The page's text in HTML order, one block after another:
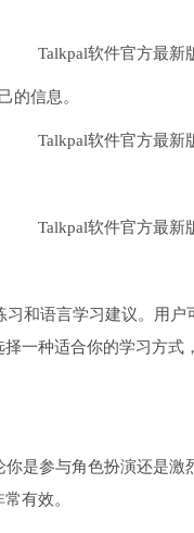
的信息。
和语言学习建议。用
一种适合你的学习方
是参与角色扮演还是
有效。